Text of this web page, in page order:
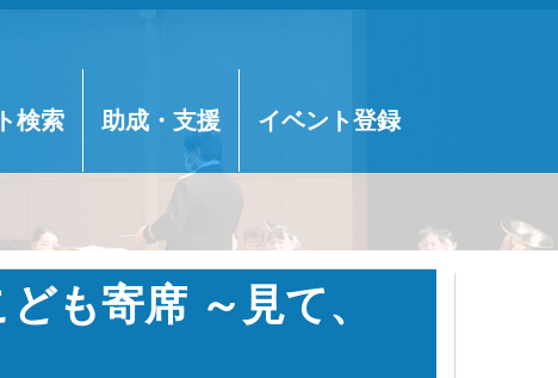
検索 助成・支援 イベント登録
も寄席 ～見て、